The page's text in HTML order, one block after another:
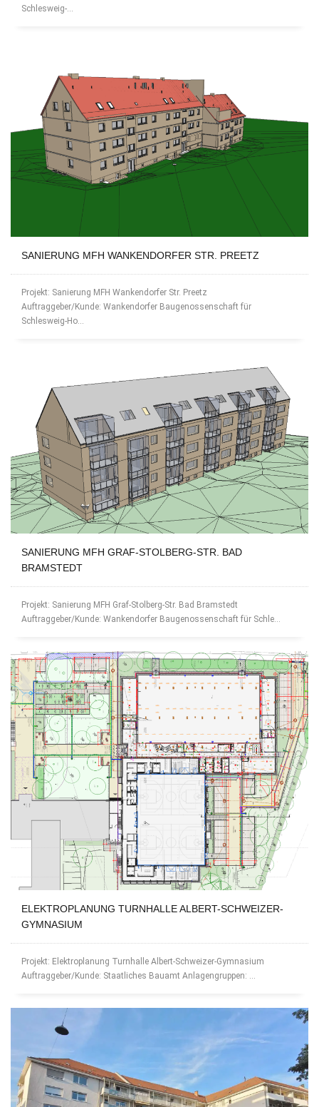
Schlesweig-...
SANIERUNG MFH WANKENDORFER STR. PREETZ
Projekt: Sanierung MFH Wankendorfer Str. Preetz
Auftraggeber/Kunde: Wankendorfer Baugenossenschaft für
Schlesweig-Ho...
SANIERUNG MFH GRAF-STOLBERG-STR. BAD
BRAMSTEDT
Projekt: Sanierung MFH Graf-Stolberg-Str. Bad Bramstedt
Auftraggeber/Kunde: Wankendorfer Baugenossenschaft für Schle...
ELEKTROPLANUNG TURNHALLE ALBERT-SCHWEIZER-
GYMNASIUM
Projekt: Elektroplanung Turnhalle Albert-Schweizer-Gymnasium
Auftraggeber/Kunde: Staatliches Bauamt Anlagengruppen: ...